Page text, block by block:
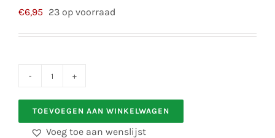
€6,95 23 op voorraad
snijmat
TOEVOEGEN AAN WINKELWAGEN
Voeg toe aan wenslijst